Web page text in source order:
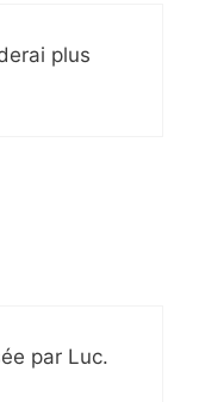
plus
par Luc.